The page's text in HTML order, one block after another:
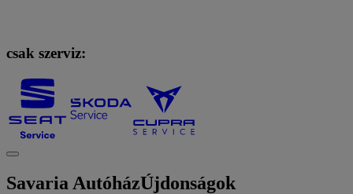
csak szerviz:
Savaria AutóházÚjdonságok